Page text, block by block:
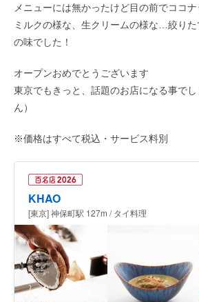
メニューには無かったけど目の前でココ
ミルクの様な、生クリームの様な…絞り
の味でした！
オープンおめでとうございます
東京でもきっと、話題のお店になる事でし
ん）
※価格はすべて税込・サービス料別
KHAO
[東京] 神保町駅 127m / タイ料理